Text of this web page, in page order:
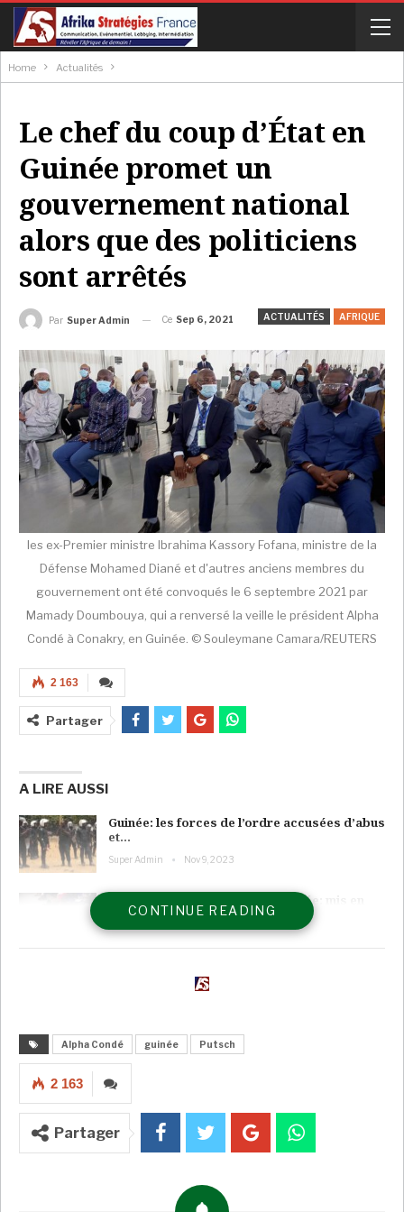
Home Actualités
Le chef du coup d’État en
Guinée promet un
gouvernement national
alors que des politiciens
sont arrêtés
ACTUALITÉS AFRIQUE
Par Super Admin Ce Sep 6, 2021
les ex-Premier ministre Ibrahima Kassory Fofana, ministre de la
Défense Mohamed Diané et d'autres anciens membres du
gouvernement ont été convoqués le 6 septembre 2021 par
Mamady Doumbouya, qui a renversé la veille le président Alpha
Condé à Conakry, en Guinée. © Souleymane Camara/REUTERS
2 163
Partager
A LIRE AUSSI
Guinée: les forces de l’ordre accusées d’abus
et…
Super Admin Nov 9, 2023
Procès du 28-Septembre en Guinée: mis en
difficulté,…
Super Admin Nov 2, 2022
Procès du 28-Septembre: l’ancien dirigeant
Les dirigeants d’un coup d’État militaire en Guinée
ont promis lundi de mettre en place un
gouvernement de transition d’union nationale
après avoir renversé le président Alpha Condé et
Le coup d’État de dimanche, au cours duquel Condé
CONTINUE READING
Alpha Condé guinée Putsch
2 163
Partager